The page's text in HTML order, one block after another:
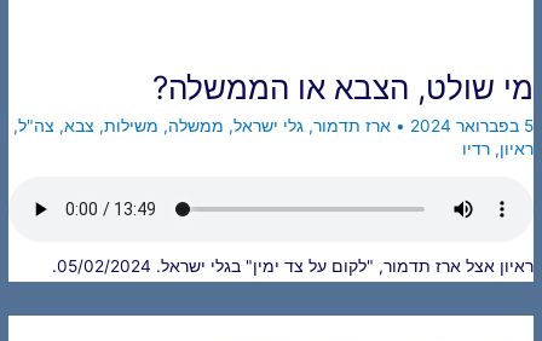
מי שולט, הצבא או הממשלה?
5 בפברואר 2024 • ארז תדמור, גלי ישראל, ממשלה, משילות, צבא, צה"ל,
ראיון, רדיו
ראיון אצל ארז תדמור, "לקום על צד ימין" בגלי ישראל. 05/02/2024.